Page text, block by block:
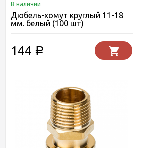
В наличии
Дюбель-хомут круглый 11-18
мм. белый (100 шт)
144 Р